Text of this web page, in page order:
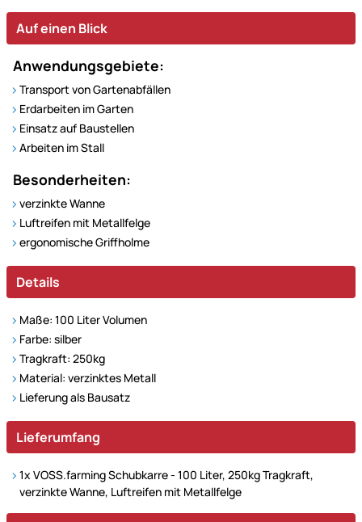
Auf einen Blick
Anwendungsgebiete:
Transport von Gartenabfällen
Erdarbeiten im Garten
Einsatz auf Baustellen
Arbeiten im Stall
Besonderheiten:
verzinkte Wanne
Luftreifen mit Metallfelge
ergonomische Griffholme
Details
Maße: 100 Liter Volumen
Farbe: silber
Tragkraft: 250kg
Material: verzinktes Metall
Lieferung als Bausatz
Lieferumfang
1x VOSS.farming Schubkarre - 100 Liter, 250kg Tragkraft,
verzinkte Wanne, Luftreifen mit Metallfelge